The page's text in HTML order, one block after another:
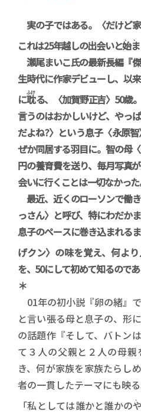
実の子ではある。〈だけど
これは25年越しの出会いと始
、、
瀬尾まいこ氏の最新長編『
生時代に作家デビューし、以
に耽
ふける、〈加賀野正吉〉50歳
言うのはおかしいけど、やっ
だよね?〉という息子〈永原
ぜか同居する羽目に。智の母
円の養育費を送り、毎月写真
会いに行くことは一切なかった
最近、近くのローソンで働
っさん〉と呼び、特にわだか
息子のペースに巻き込まれる
げクン〉の味を覚え、何より
を、50にして初めて知るのであ
＊
01年の初小説『卵の緒』
と言い張る母と息子の、形
の話題作『そして、バトン
て３人の父親と２人の母
き、何が家族を家族たらし
者の一貫したテーマにも映る
「私としては誰かと誰かの